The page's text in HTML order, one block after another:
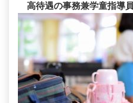
高待遇の事務兼学童指導員